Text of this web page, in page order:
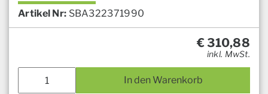
Artikel Nr: SBA322371990
€310,88
inkl. MwSt.
In den Warenkorb